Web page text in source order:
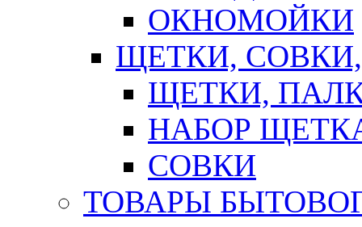
ОКНОМОЙКИ
ЩЕТКИ,
ЩЕТКИ,
НАБОР
СОВКИ
ТОВАРЫ